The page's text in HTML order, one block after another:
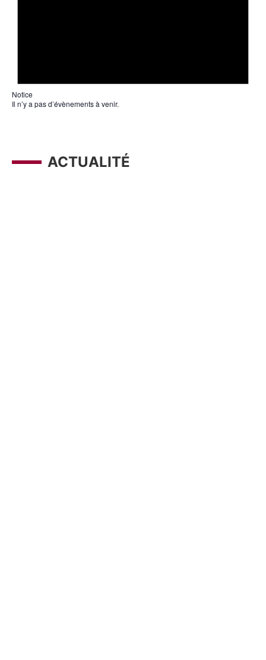
Notice
Il n’y a pas d’évènements à venir.
ACTUALITÉ